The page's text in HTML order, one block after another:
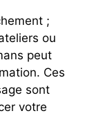
;
ou
peut
Ces
sont
votre